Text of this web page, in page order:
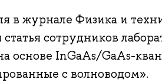
в журнале Физика и
статья сотрудников
основе InGaAs/GaAs-
с волноводом».